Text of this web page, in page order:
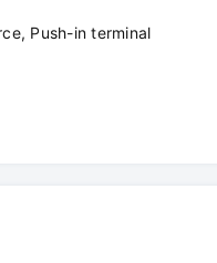
Push-in terminal